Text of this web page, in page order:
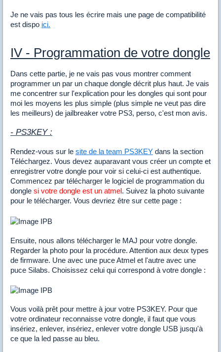
Je ne vais pas tous les écrire mais une page de compatibilité
est dispo ici.
IV - Programmation de votre dongle
Dans cette partie, je ne vais pas vous montrer comment
programmer un par un chaque dongle décrit plus haut. Je vais
me concentrer sur l'explication pour les dongles qui sont pour
moi les moyens les plus simple (plus simple ne veut pas dire
les meilleurs) de jailbreaker votre PS3, perso, c'est mon avis.
- PS3KEY :
Rendez-vous sur le site de la team PS3KEY dans la section
Téléchargez. Vous devez auparavant vous créer un compte et
enregistrer votre dongle pour voir si celui-ci est authentique.
Commencez par télécharger le logiciel de programmation du
dongle si votre dongle est un atmel. Suivez la photo suivante
pour le télécharger. Vous devriez être sur cette page :
Ensuite, nous allons télécharger le MAJ pour votre dongle.
Regarder la photo pour la procédure. Attention aux deux types
de firmware. Une avec une puce Atmel et l'autre avec une
puce Silabs. Choisissez celui qui correspond à votre dongle :
Vous voilà prêt pour mettre à jour votre PS3KEY. Pour que
votre ordinateur reconnaisse votre dongle, il faut que vous
insériez, enlever, insériez, enlever votre dongle USB jusqu'à
ce que la led passe au bleu.